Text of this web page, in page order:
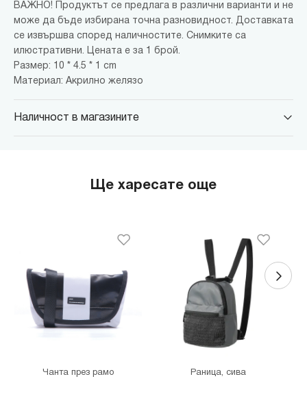
ВАЖНО! Продуктът се предлага в различни варианти и не
може да бъде избирана точна разновидност. Доставката
се извършва според наличностите. Снимките са
илюстративни. Цената е за 1 брой.
Размер: 10 * 4.5 * 1 cm
Материал: Акрилно желязо
Наличност в магазините
MINISO Сердика Център
гр. София, бул."Околовръстен път" №214, София Ринг Мол, ниво
MINISO Денкоглу
гр. София, ул."Денкоглу" №44
MINISO Витоша
гр. София, бул."Витоша" №57
Ще харесате още
Чанта през рамо Раница, сива